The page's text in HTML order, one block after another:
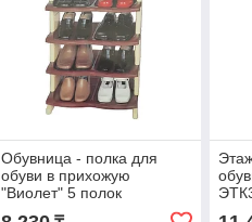
Обувница - полка для
обуви в прихожую
"Виолет" 5 полок
пластиковая